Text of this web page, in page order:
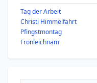
Tag der Arbeit
Christi Himmelfahrt
Pfingstmontag
Fronleichnam